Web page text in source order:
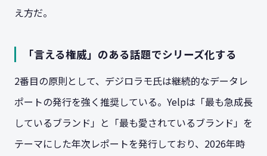
え方だ。
「言える権威」のある話題でシリーズ化する
2番目の原則として、デジロラモ氏は継続的なデータレ
ポートの発行を強く推奨している。Yelpは「最も急成長
しているブランド」と「最も愛されているブランド」を
テーマにした年次レポートを発行しており、2026年時